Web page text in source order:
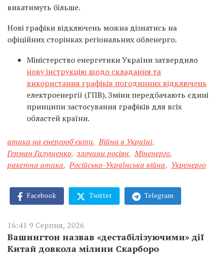
викатимуть більше.
Нові графіки відключень можна дізнатись на
офіційних сторінках регіональних обленерго.
Міністерство енергетики України затвердило
нову інструкцію щодо складання та
використання графіків погодинних відключень
електроенергії (ГПВ). Зміни передбачають єдині
принципи застосування графіків для всіх
областей країни.
атака на енергооб'єкти, Війна в Україні,
Герман Галущенко, злочини росіян, Міненерго,
ракетна атака, Російсько-Українська війна, Укренерго
Facebook Twitter Telegram
16:41 9 Серпня, 2026
Вашингтон назвав «дестабілізуючими» дії
Китай довкола мілини Скарборо